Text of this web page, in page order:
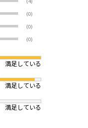
(0)
(0)
(0)
満足している
満足している
満足している